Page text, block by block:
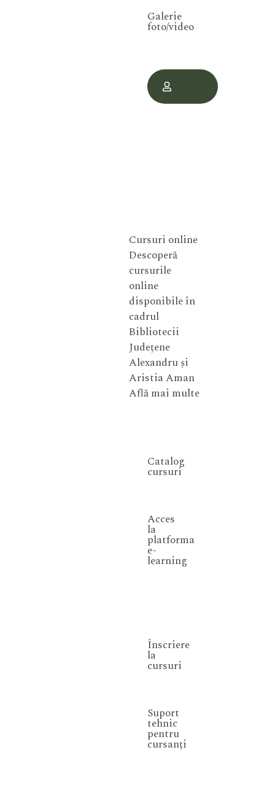
Galerie
foto/video
Cursuri online
Descoperă
cursurile
online
disponibile în
cadrul
Bibliotecii
Județene
Alexandru și
Aristia Aman
Află mai multe
Catalog
cursuri
Acces
la
platforma
e-
learning
Înscriere
la
cursuri
Suport
tehnic
pentru
cursanți